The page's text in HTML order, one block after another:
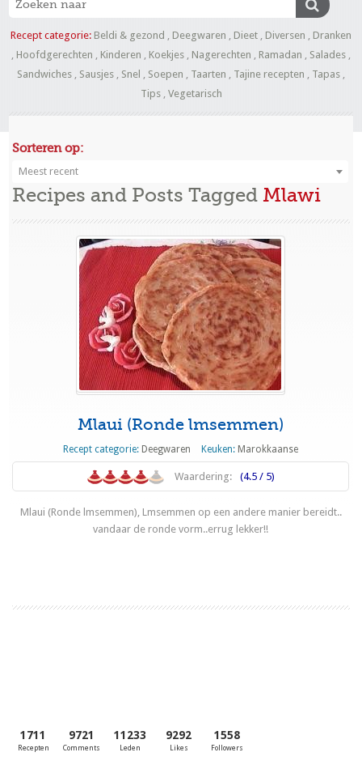
Recept categorie: Beldi & gezond , Deegwaren , Dieet , Diversen , Dranken
, Hoofdgerechten , Kinderen , Koekjes , Nagerechten , Ramadan , Salades ,
Sandwiches , Sausjes , Snel , Soepen , Taarten , Tajine recepten , Tapas ,
Tips, Vegetarisch
Sorteren op:
Meest recent
Recipes and Posts Tagged Mlawi
Mlaui (Ronde lmsemmen)
Recept categorie: Deegwaren Keuken: Marokkaanse
Waardering: (4.5 / 5)
Mlaui (Ronde lmsemmen), Lmsemmen op een andere manier bereidt..
vandaar de ronde vorm..errug lekker!!
1711
Recepten
9721
Comments
11233
Leden
9292
Likes
1558
Followers